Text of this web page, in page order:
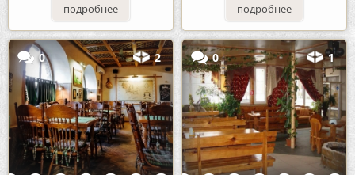
подробнее подробнее
0 2 0 1